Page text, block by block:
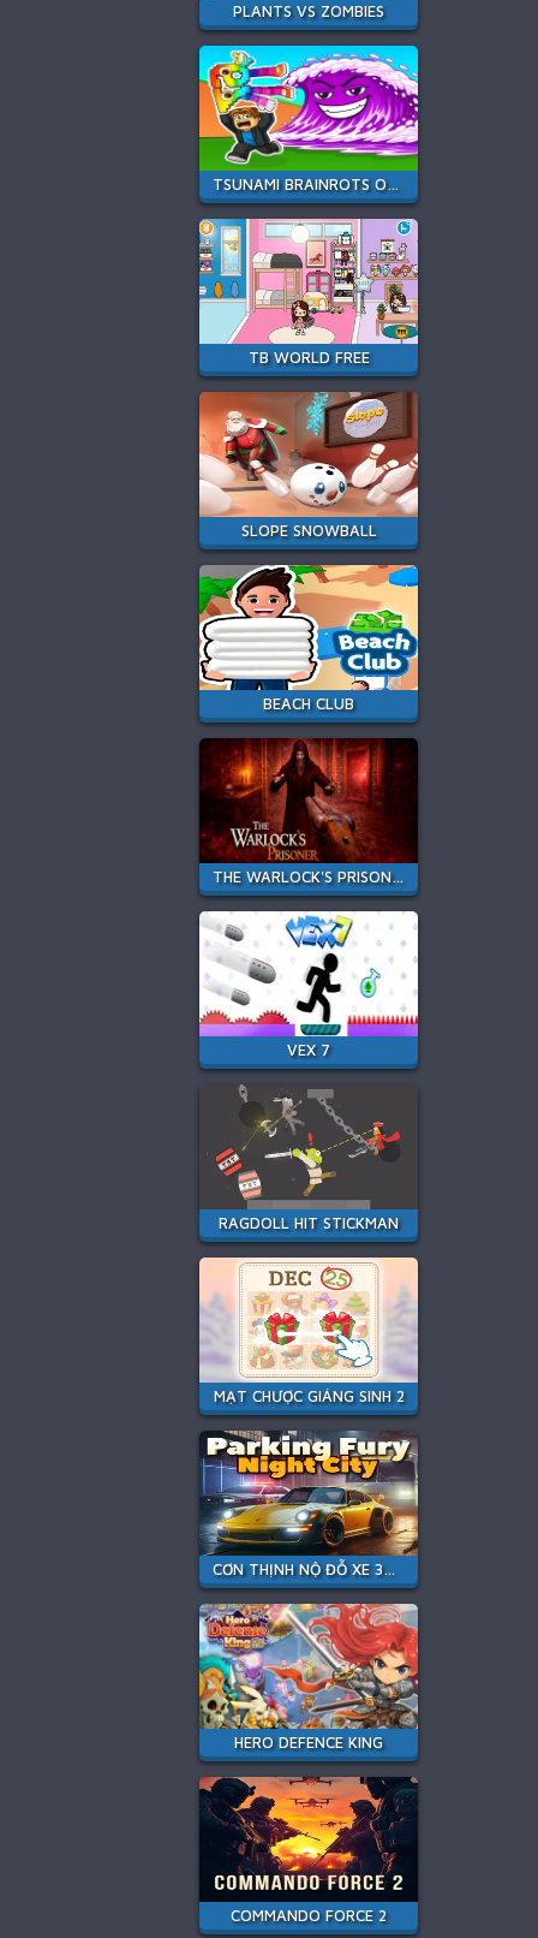
PLANTS VS ZOMBIES
TSUNAMI BRAINROTS ONLINE
TB WORLD FREE
SLOPE SNOWBALL
BEACH CLUB
THE WARLOCK'S PRISONER
VEX 7
RAGDOLL HIT STICKMAN
MẠT CHƯỢC GIÁNG SINH 2
CƠN THỊNH NỘ ĐỖ XE 3D: THÀNH PHỐ ĐÊM
HERO DEFENCE KING
COMMANDO FORCE 2